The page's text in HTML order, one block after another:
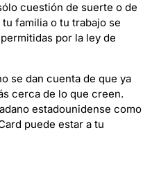
cuestión de suerte o de
familia o tu trabajo se
por la ley de
se dan cuenta de que ya
cerca de lo que creen.
estadounidense como
puede estar a tu